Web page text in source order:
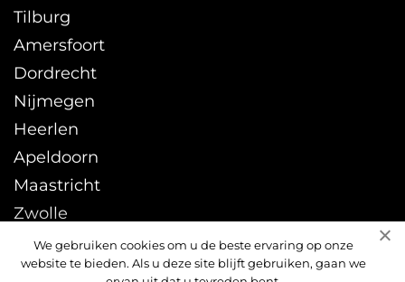
We gebruiken cookies om u de beste ervaring op onze
website te bieden. Als u deze site blijft gebruiken, gaan we
Tilburg
Amersfoort
Dordrecht
Nijmegen
Heerlen
Apeldoorn
Maastricht
Zwolle
Leeuwarden
Sittard